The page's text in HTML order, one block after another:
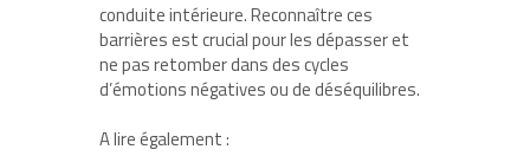
conduite intérieure. Reconnaître ces
barrières est crucial pour les dépasser et
ne pas retomber dans des cycles
d’émotions négatives ou de déséquilibres.
A lire également :